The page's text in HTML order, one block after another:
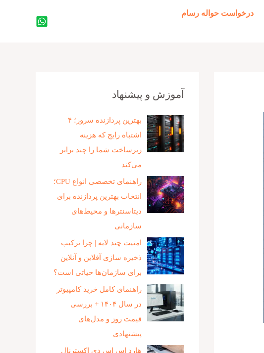
درخواست حواله رسام
جستجو
آموزش و پیشنهاد
بهترین پردازنده‌ سرور؛ ۴
اشتباه رایج که هزینه
زیرساخت شما را چند برابر
می‌کند
راهنمای تخصصی انواع CPU؛
انتخاب بهترین پردازنده برای
دیتاسنترها و محیط‌های
سازمانی
امنیت چند لایه | چرا ترکیب
ذخیره‌ سازی آفلاین و آنلاین
برای سازمان‌ها حیاتی است؟
راهنمای کامل خرید کامپیوتر
در سال ۱۴۰۴ + بررسی
قیمت روز و مدل‌های
پیشنهادی
هارد اس اس دی اکسترنال